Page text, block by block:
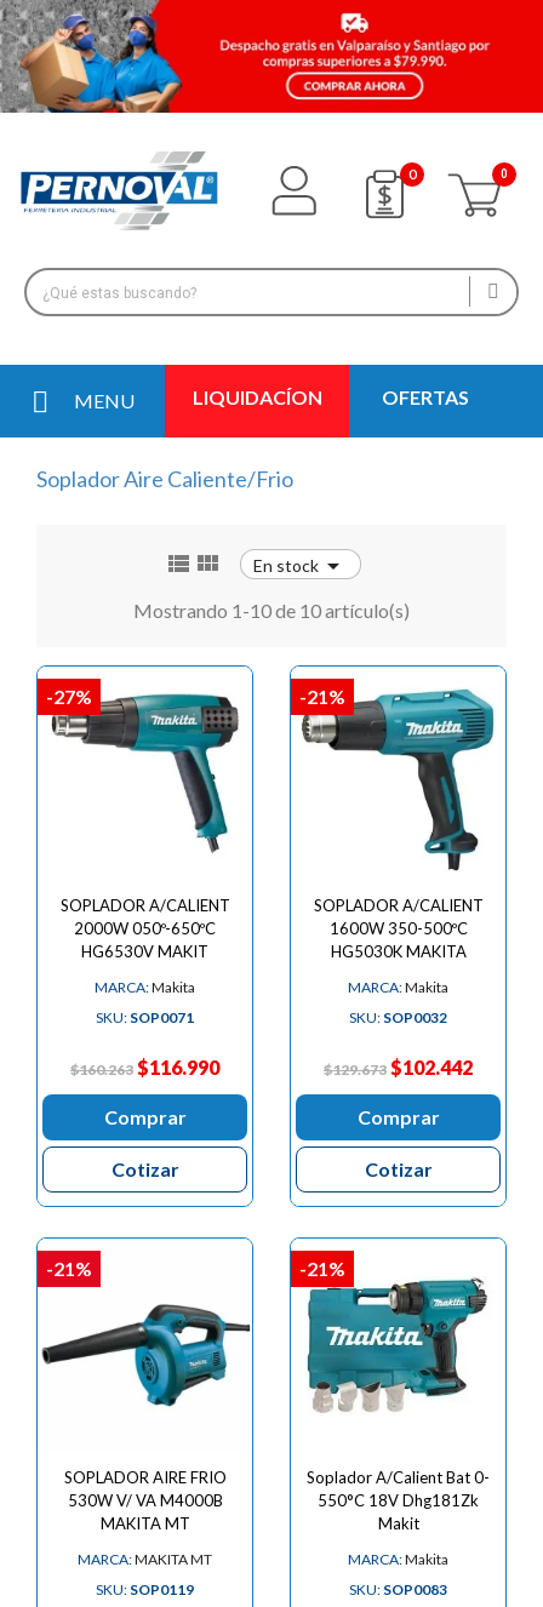
0
MENU LIQUIDACÍON OFERTAS
Soplador Aire Caliente/Frio
  En stock 
Mostrando 1-10 de 10 artículo(s)
SOPLADOR A/CALIENT
2000W 050º-650ºC
HG6530V MAKIT
MARCA:Makita
SKU: SOP0071
$160.263 $116.990
Comprar
Cotizar
-27%
SOPLADOR A/CALIENT
1600W 350-500ºC
HG5030K MAKITA
MARCA:Makita
SKU: SOP0032
$129.673 $102.442
Comprar
Cotizar
-21%
SOPLADOR AIRE FRIO
530W V/ VA M4000B
MAKITA MT
MARCA:MAKITA MT
SKU: SOP0119
-21%
Soplador A/Calient Bat 0-
550°C 18V Dhg181Zk
Makit
MARCA:Makita
SKU: SOP0083
-21%